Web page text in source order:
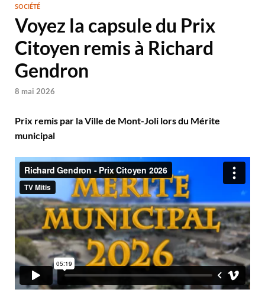
SOCIÉTÉ
Voyez la capsule du Prix
Citoyen remis à Richard
Gendron
8 mai 2026
Prix remis par la Ville de Mont-Joli lors du Mérite
municipal